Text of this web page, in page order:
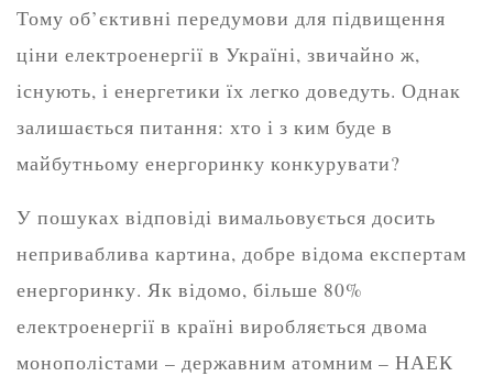
Тому об’єктивні передумови для підвищення
ціни електроенергії в Україні, звичайно ж,
існують, і енергетики їх легко доведуть. Однак
залишається питання: хто і з ким буде в
майбутньому енергоринку конкурувати?
У пошуках відповіді вимальовується досить
неприваблива картина, добре відома експертам
енергоринку. Як відомо, більше 80%
електроенергії в країні виробляється двома
монополістами – державним атомним – НАЕК